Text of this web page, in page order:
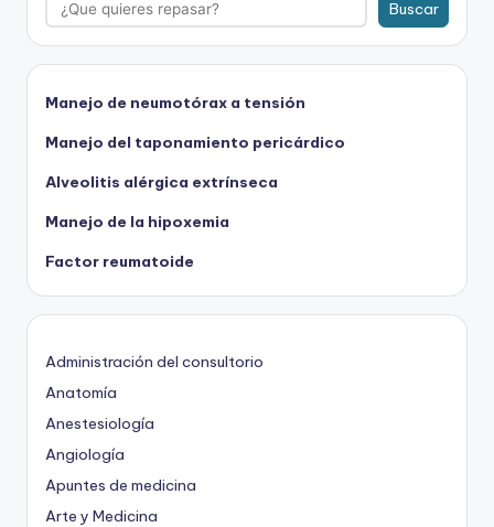
Buscar
Manejo de neumotórax a tensión
Manejo del taponamiento pericárdico
Alveolitis alérgica extrínseca
Manejo de la hipoxemia
Factor reumatoide
Administración del consultorio
Anatomía
Anestesiología
Angiología
Apuntes de medicina
Arte y Medicina